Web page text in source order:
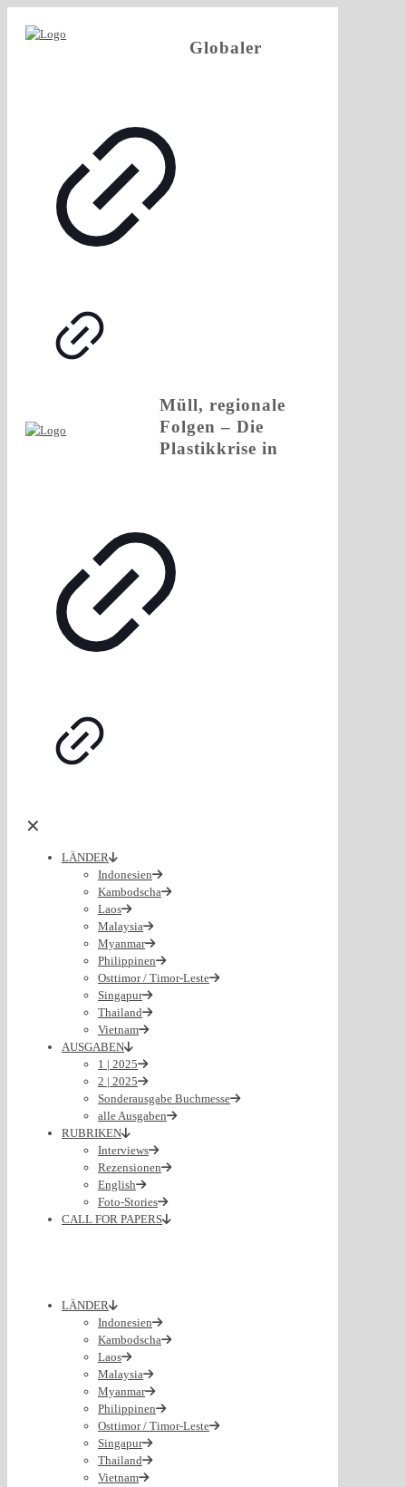
✕
LÄNDER
Indonesien
Kambodscha
Laos
Malaysia
Myanmar
Philippinen
Osttimor / Timor-Leste
Singapur
Thailand
Vietnam
AUSGABEN
1 | 2025
2 | 2025
Sonderausgabe Buchmesse
alle Ausgaben
RUBRIKEN
Interviews
Rezensionen
English
Foto-Stories
CALL FOR PAPERS
LÄNDER
Indonesien
Kambodscha
Laos
Malaysia
Myanmar
Philippinen
Osttimor / Timor-Leste
Singapur
Thailand
Vietnam
Globaler
Müll, regionale
Folgen – Die
Plastikkrise in